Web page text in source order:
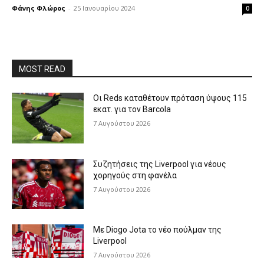
Φάνης Φλώρος - 25 Ιανουαρίου 2024 0
MOST READ
Οι Reds καταθέτουν πρόταση ύψους 115
εκατ. για τον Barcola
7 Αυγούστου 2026
Συζητήσεις της Liverpool για νέους
χορηγούς στη φανέλα
7 Αυγούστου 2026
Με Diogo Jota το νέο πούλμαν της
Liverpool
7 Αυγούστου 2026